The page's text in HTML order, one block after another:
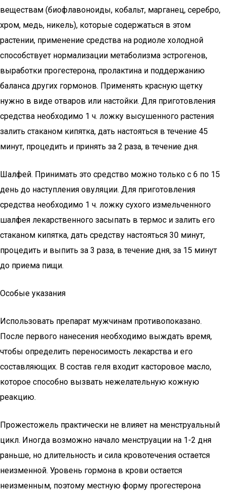
веществам (биофлавоноиды, кобальт, марганец, серебро,
хром, медь, никель), которые содержаться в этом
растении, применение средства на родиоле холодной
способствует нормализации метаболизма эстрогенов,
выработки прогестерона, пролактина и поддержанию
баланса других гормонов. Применять красную щетку
нужно в виде отваров или настойки. Для приготовления
средства необходимо 1 ч. ложку высушенного растения
залить стаканом кипятка, дать настояться в течение 45
минут, процедить и принять за 2 раза, в течение дня.
Шалфей. Принимать это средство можно только с 6 по 15
день до наступления овуляции. Для приготовления
средства необходимо 1 ч. ложку сухого измельченного
шалфея лекарственного засыпать в термос и залить его
стаканом кипятка, дать средству настояться 30 минут,
процедить и выпить за 3 раза, в течение дня, за 15 минут
до приема пищи.
Особые указания
Использовать препарат мужчинам противопоказано.
После первого нанесения необходимо выждать время,
чтобы определить переносимость лекарства и его
составляющих. В состав геля входит касторовое масло,
которое способно вызвать нежелательную кожную
реакцию.
Прожестожель практически не влияет на менструальный
цикл. Иногда возможно начало менструации на 1-2 дня
раньше, но длительность и сила кровотечения остается
неизменной. Уровень гормона в крови остается
неизменным, поэтому местную форму прогестерона